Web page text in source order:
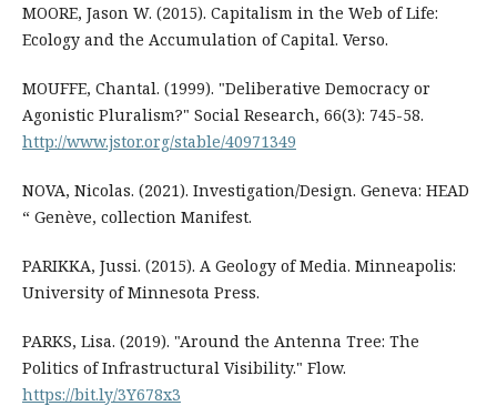
MOORE, Jason W. (2015). Capitalism in the Web of Life:
Ecology and the Accumulation of Capital. Verso.
MOUFFE, Chantal. (1999). "Deliberative Democracy or
Agonistic Pluralism?" Social Research, 66(3): 745-58.
http://www.jstor.org/stable/40971349
NOVA, Nicolas. (2021). Investigation/Design. Geneva: HEAD
“ Genève, collection Manifest.
PARIKKA, Jussi. (2015). A Geology of Media. Minneapolis:
University of Minnesota Press.
PARKS, Lisa. (2019). "Around the Antenna Tree: The
Politics of Infrastructural Visibility." Flow.
https://bit.ly/3Y678x3